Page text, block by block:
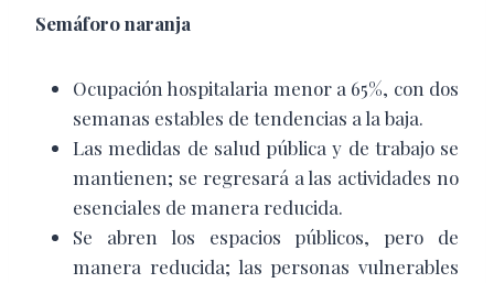
Semáforo naranja
Ocupación hospitalaria menor a 65%, con dos
semanas estables de tendencias a la baja.
Las medidas de salud pública y de trabajo se
mantienen; se regresará a las actividades no
esenciales de manera reducida.
Se abren los espacios públicos, pero de
manera reducida; las personas vulnerables